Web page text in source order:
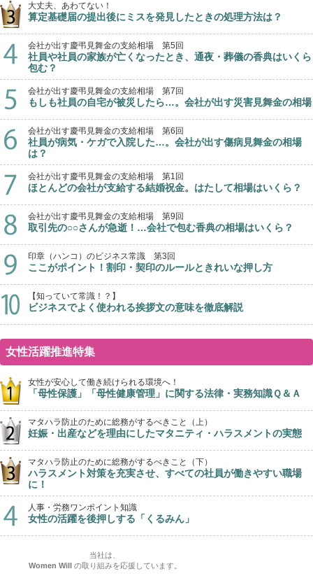
大丈夫、あわてない！
算定基礎届の提出後にミスを発見したときの処理方法は？
会社が出す慶弔見舞金の支給相場 第5回
社員や社員の家族が亡くなったとき、通夜・葬儀の香典はいくら
包む？
会社が出す慶弔見舞金の支給相場 第7回
もしも社員の自宅が被災したら…。会社が出す災害見舞金の相場
会社が出す慶弔見舞金の支給相場 第6回
社員が病気・ケガで入院した…。会社が出す傷病見舞金の相場
は？
会社が出す慶弔見舞金の支給相場 第1回
ほとんどの会社が支給する結婚祝金。はたして相場はいくら？
会社が出す慶弔見舞金の支給相場 第9回
取引先の○○さんが急逝！…会社で包む香典の相場はいくら？
印章（ハンコ）のビジネス常識 第3回
ここがポイント！割印・契印のルールときれいな押し方
【知っていて常識！？】
ビジネスでよく使われる挨拶文の意味を徹底解説
女性活躍推進特集
女性が安心して働き続けられる環境へ！
「母性保護」「母性健康管理」に関する法律・実務知識Ｑ＆Ａ
マタハラ防止のために総務がするべきこと（上）
妊娠・出産などを理由にしたマタニティ・ハラスメントの実態
マタハラ防止のために総務がするべきこと（下）
ハラスメント対策を充実させ、すべての社員が働きやすい職場
に！
人事・労務ワンポイント知識
女性の活躍を後押しする「くるみん」
当社は、
Women Will
の取り組みを応援しています。